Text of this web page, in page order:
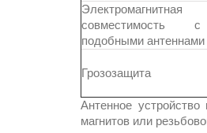
Электромагнитная
совместимость
подобными антеннами
Грозозащита
Антенное
магнитов или